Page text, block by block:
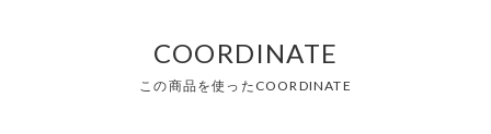
COORDINATE
この商品を使ったCOORDINATE